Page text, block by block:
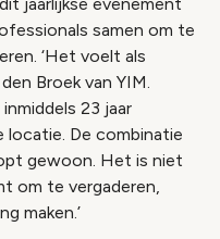
samen om te
‘Het voelt als
Broek van YIM.
23 jaar
locatie. De combinatie
gewoon. Het is niet
om te vergaderen,
maken.’